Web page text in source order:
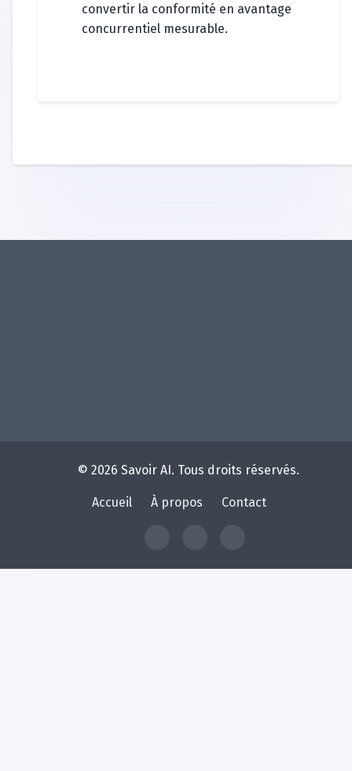
convertir la conformité en avantage
concurrentiel mesurable.
© 2026 Savoir AI. Tous droits réservés.
Accueil À propos Contact
propos